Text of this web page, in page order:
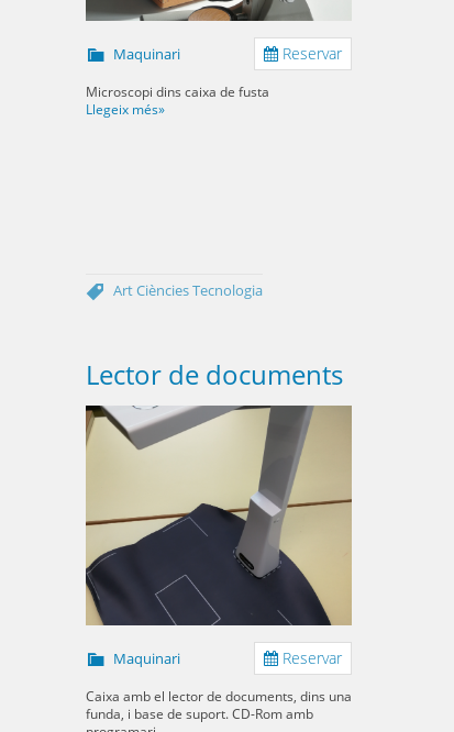
Reservar
Maquinari
Microscopi dins caixa de fusta
Llegeix més»
ArtCiènciesTecnologia
Lector de documents
Reservar
Maquinari
Caixa amb el lector de documents, dins una
funda, i base de suport. CD-Rom amb